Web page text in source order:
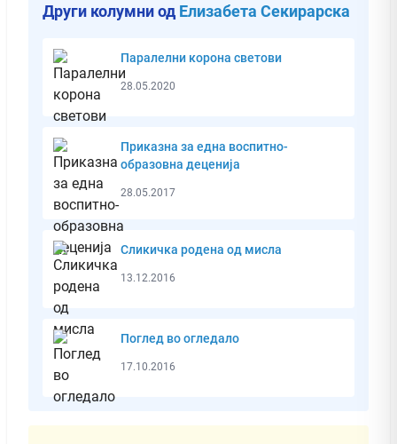
Други колумни од Елизабета Секирарска
Паралелни корона светови
28.05.2020
Приказна за една воспитно-
образовна деценија
28.05.2017
Сликичкa родена од мисла
13.12.2016
Поглед во огледало
17.10.2016